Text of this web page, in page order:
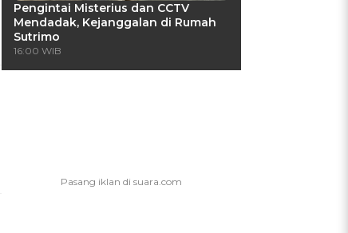
Pengintai Misterius dan CCTV
Mendadak, Kejanggalan di Rumah
Sutrimo
16:00 WIB